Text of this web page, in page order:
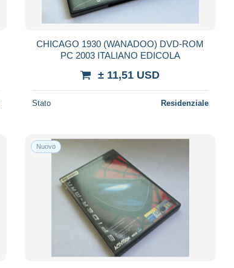
CHICAGO 1930 (WANADOO) DVD-ROM
PC 2003 ITALIANO EDICOLA
± 11,51 USD
Stato Residenziale
Nuovo